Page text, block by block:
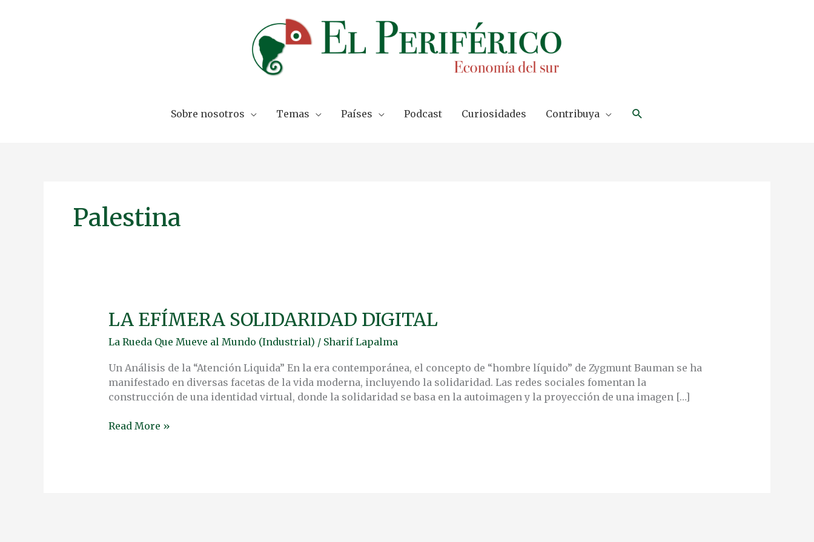
Sobre nosotros Temas Países Podcast Curiosidades Contribuya Search
Palestina
LA EFÍMERA SOLIDARIDAD DIGITAL
La Rueda Que Mueve al Mundo (Industrial) / Sharif Lapalma
Un Análisis de la “Atención Liquida” En la era contemporánea, el concepto de “hombre líquido” de Zygmunt Bauman se ha
manifestado en diversas facetas de la vida moderna, incluyendo la solidaridad. Las redes sociales fomentan la
construcción de una identidad virtual, donde la solidaridad se basa en la autoimagen y la proyección de una imagen […]
LA
EFÍMERA
SOLIDARIDAD
Read More »